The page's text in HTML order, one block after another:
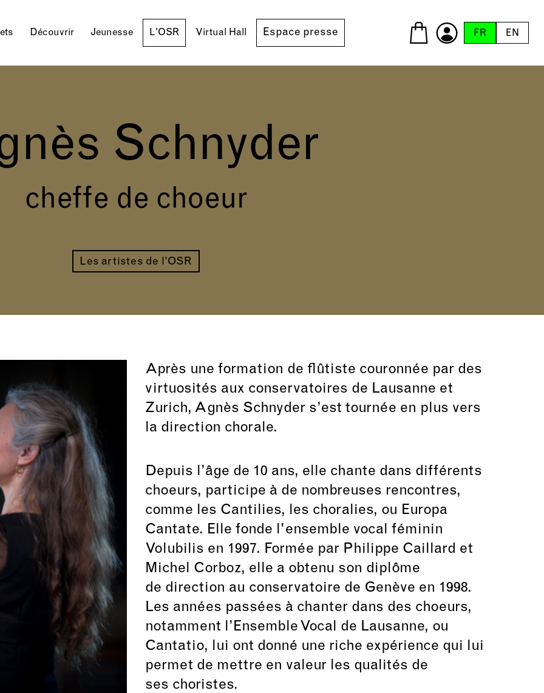
Découvrir Jeunesse L'OSR Virtual Hall Espace presse FR EN
Schnyder
cheffe de choeur
Les artistes de l’OSR
Après une formation de flûtiste couronnée par des
virtuosités aux conservatoires de Lausanne et
Zurich, Agnès Schnyder s’est tournée en plus vers
la direction chorale.
Depuis l’âge de 10 ans, elle chante dans différents
choeurs, participe à de nombreuses rencontres,
comme les Cantilies, les choralies, ou Europa
Cantate. Elle fonde l'ensemble vocal féminin
Volubilis en 1997. Formée par Philippe Caillard et
Michel Corboz, elle a obtenu son diplôme
de direction au conservatoire de Genève en 1998.
Les années passées à chanter dans des choeurs,
notamment l’Ensemble Vocal de Lausanne, ou
Cantatio, lui ont donné une riche expérience qui lui
permet de mettre en valeur les qualités de
ses choristes.